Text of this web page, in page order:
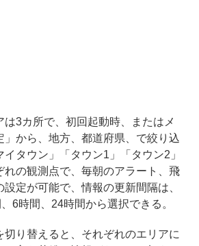
3カ所で、初回起動時、またはメ
」から、地方、都道府県、で絞り込
タウン」「タウン1」「タウン2」
れの観測点で、毎朝のアラート、飛
定が可能で、情報の更新間隔は、
6時間、24時間から選択できる。
り替えると、それぞれのエリアに